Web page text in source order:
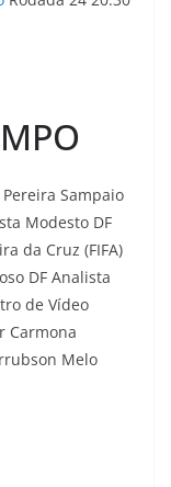
Sampaio
Modesto DF
da Cruz (FIFA)
DF Analista
de Vídeo
Carmona
Melo